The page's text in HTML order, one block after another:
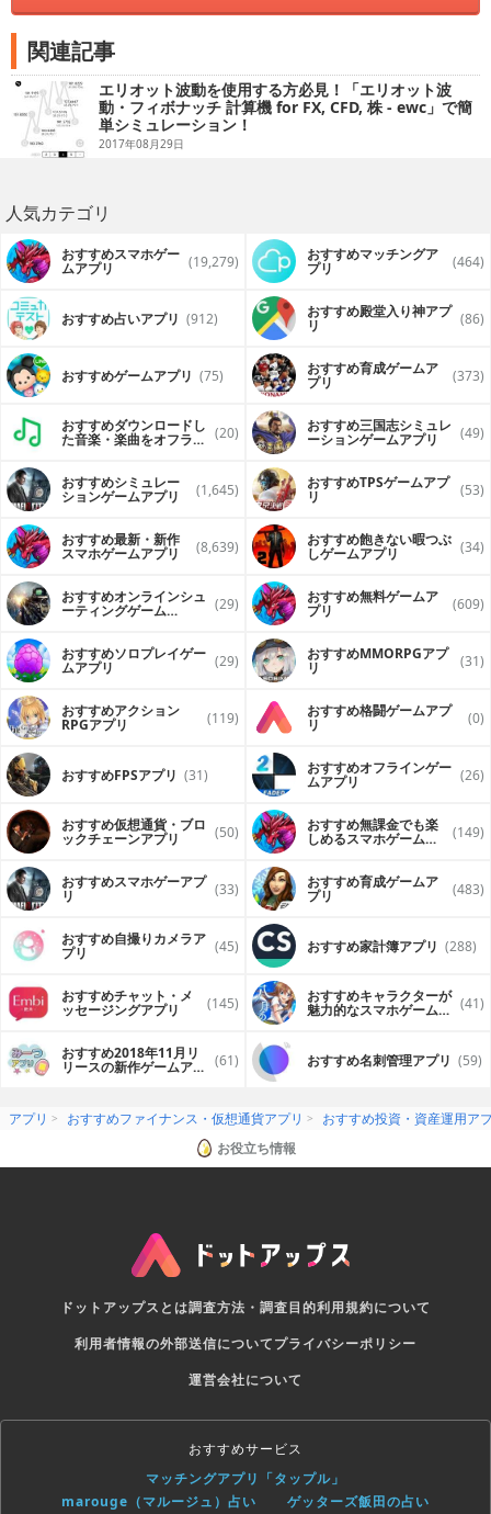
関連記事
エリオット波動を使用する方必見！「エリオット波
動・フィボナッチ 計算機 for FX, CFD, 株 - ewc」で簡
単シミュレーション！
2017年08月29日
人気カテゴリ
おすすめスマホゲー
ムアプリ (19,279) おすすめマッチングア
プリ (464)
おすすめ占いアプリ (912) おすすめ殿堂入り神アプ
リ (86)
おすすめゲームアプリ (75) おすすめ育成ゲームア
プリ (373)
おすすめダウンロードし
た音楽・楽曲をオフライ (20) おすすめ三国志シミュレ
ーションゲームアプリ (49)
おすすめシミュレー
ションゲームアプリ (1,645) おすすめTPSゲームアプ
リ (53)
おすすめ最新・新作
スマホゲームアプリ (8,639) おすすめ飽きない暇つぶ
しゲームアプリ (34)
おすすめオンラインシュ
ーティングゲーム (29) おすすめ無料ゲームア
プリ (609)
おすすめソロプレイゲー
ムアプリ (29) おすすめ MMORPGアプ
リ (31)
おすすめアクション
RPGアプリ (119) おすすめ格闘ゲームアプ
リ (0)
おすすめFPSアプリ (31) おすすめオフラインゲー
ムアプリ (26)
おすすめ仮想通貨・ブロ
ックチェーンアプリ (50) おすすめ無課金でも楽
しめるスマホゲームア (149)
おすすめスマホゲーアプ
リ (33) おすすめ育成ゲームア
プリ (483)
おすすめ自撮りカメラア
プリ (45) おすすめ家計簿アプリ (288)
おすすめチャット・メ
ッセージングアプリ (145) おすすめキャラクターが
魅力的なスマホゲームア (41)
おすすめ2018年11月リ
リースの新作ゲームアプ (61) おすすめ名刺管理アプリ (59)
アプリ おすすめファイナンス・仮想通貨アプリ
おすすめ投資・資産運用ア
お役立ち情報
ドットアップスとは調査方法・調査目的利用規約について
利用者情報の外部送信についてプライバシーポリシー
運営会社について
おすすめサービス
マッチングアプリ「タップル」
marouge（マルージュ）占い
ゲッターズ飯田の占い